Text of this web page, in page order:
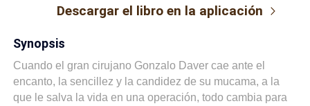
Descargar el libro en la aplicación
Synopsis
Cuando el gran cirujano Gonzalo Daver cae ante el
encanto, la sencillez y la candidez de su mucama, a la
que le salva la vida en una operación, todo cambia para